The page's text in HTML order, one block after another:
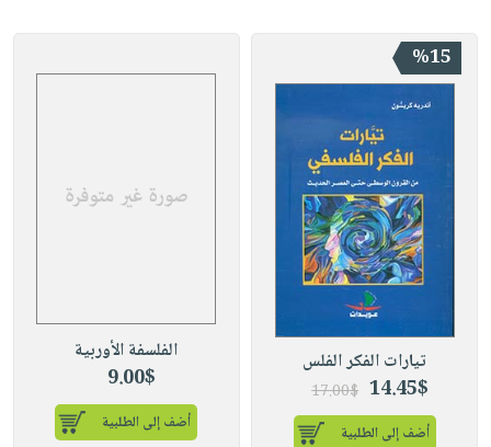
%15
تيارات الفكر الفلس
14.45$
17.00$
أضف إلى الطلبية
الفلسفة الأوربية
9.00$
أضف إلى الطلبية